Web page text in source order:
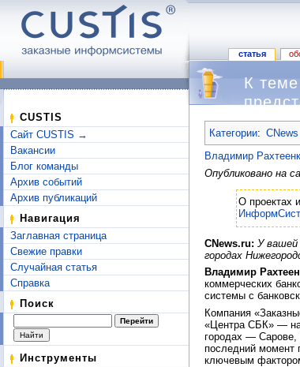
статья
CUSTIS
Сайт CUSTIS →
Вакансии
Блог команды
Архив событий
Архив публикаций
Навигация
Заглавная страница
Свежие правки
Случайная статья
Справка
Поиск
Инструменты
К
Категории:
Владимир
Опубликовано на
О проектах
CNews.ru: У вашей
городах
Владимир
коммерческих
системы с
Компания
«Центра СБК» — на
городах — Сарове,
последний момент
ключевым